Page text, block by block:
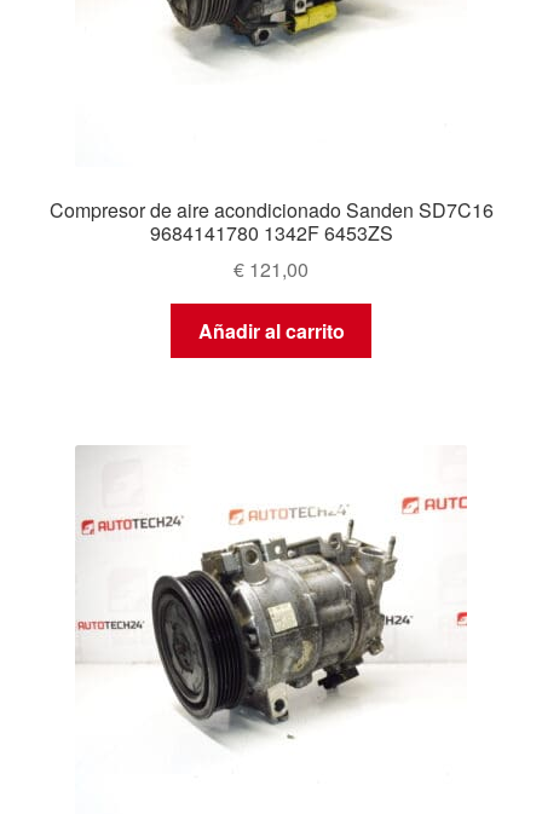
Compresor de aire acondicionado Sanden SD7C16
9684141780 1342F 6453ZS
€ 121,00
Añadir al carrito